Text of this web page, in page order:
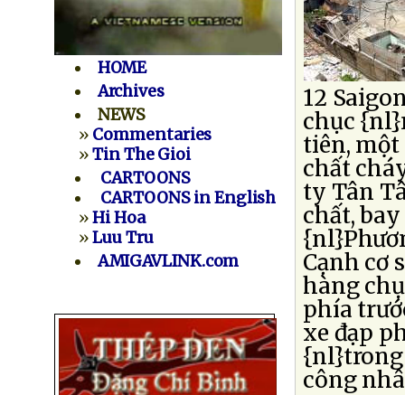
HOME
Archives
NEWS
» Commentaries
»Tin The Gioi
CARTOONS
CARTOONS in English
»Hi Hoa
»Luu Tru
AMIGAVLINK.com
12
chục
tiên,
chất
ty Tân
chất,
Cạnh cơ
hàng
phía
xe đạp
{nl}trong
công